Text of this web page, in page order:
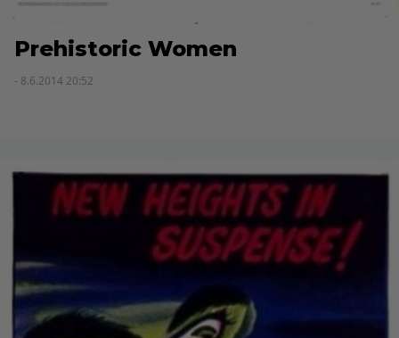
Prehistoric Women
- 8.6.2014 20:52